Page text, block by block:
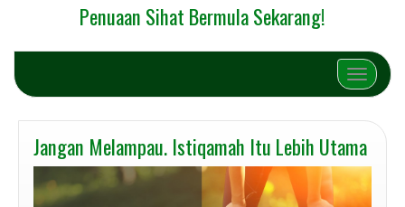
Penuaan Sihat Bermula Sekarang!
Toggle
Jangan Melampau. Istiqamah Itu Lebih Utama